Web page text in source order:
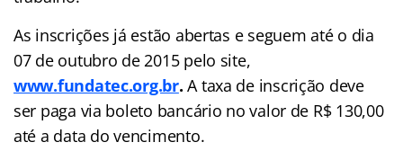
As inscrições já estão abertas e seguem até o dia
07 de outubro de 2015 pelo site,
www.fundatec.org.br.A taxa de inscrição deve
ser paga via boleto bancário no valor de R$ 130,00
até a data do vencimento.